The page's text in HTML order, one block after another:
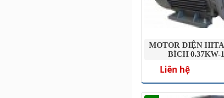
MOTOR ĐIỆN
BÍCH 0.37KW-
Liên hệ